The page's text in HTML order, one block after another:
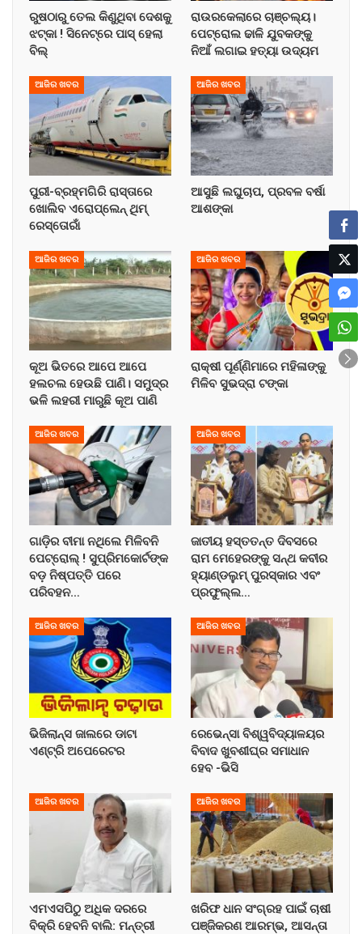
ରୁଷଠାରୁ ତେଲ କିଣୁଥିବା ଦେଶକୁ
ଝଟ୍‌କା ! ସିନେଟ୍‌ରେ ପାସ୍ ହେଲା
ବିଲ୍
ରାଉରକେଲାରେ ଚାଞ୍ଚଲ୍ୟ।
ପେଟ୍ରୋଲ ଢାଳି ଯୁବକଙ୍କୁ
ନିଆଁ ଲଗାଇ ହତ୍ୟା ଉଦ୍ୟମ
ଆଜିର ଖବର
ପୁରୀ-ବ୍ରହ୍ମଗିରି ରାସ୍ତାରେ
ଖୋଲିବ ଏରୋପ୍ଲେନ୍‌ ଥିମ୍‌
ରେସ୍ତୋରାଁ
ଆଜିର ଖବର
ଆସୁଛି ଲଘୁଚାପ, ପ୍ରବଳ ବର୍ଷା
ଆଶଙ୍କା
ଆଜିର ଖବର
କୂଅ ଭିତରେ ଆପେ ଆପେ
ହଲଚଲ ହେଉଛି ପାଣି। ସମୁଦ୍ର
ଭଳି ଲହରୀ ମାରୁଛି କୂଅ ପାଣି
ଆଜିର ଖବର
ରାକ୍ଷୀ ପୂର୍ଣ୍ଣିମାରେ ମହିଳାଙ୍କୁ
ମିଳିବ ସୁଭଦ୍ରା ଟଙ୍କା
ଆଜିର ଖବର
ଗାଡ଼ିର ବୀମା ନଥିଲେ ମିଳିବନି
ପେଟ୍ରୋଲ୍ ! ସୁପ୍ରିମକୋର୍ଟଙ୍କ
ବଡ଼ ନିଷ୍ପତ୍ତି ପରେ
ପରିବହନ…
ଆଜିର ଖବର
ଜାତୀୟ ହସ୍ତତନ୍ତ ଦିବସରେ
ରାମ ମେହେରଙ୍କୁ ସନ୍ଥ କବୀର
ହ୍ୟାଣ୍ଡଲୁମ୍ ପୁରସ୍କାର ଏବଂ
ପ୍ରଫୁଲ୍ଲ…
ଆଜିର ଖବର
ଭିଜିଲାନ୍ସ ଜାଲରେ ଡାଟା
ଏଣ୍ଟ୍ରି ଅପେରେଟର
ଆଜିର ଖବର
ରେଭେନ୍ସା ବିଶ୍ୱବିଦ୍ୟାଳୟର
ବିବାଦ ଖୁବଶୀଘ୍ର ସମାଧାନ
ହେବ -ଭିସି
ଆଜିର ଖବର
ଏମଏସପିଠୁ ଅଧିକ ଦରରେ
ବିକ୍ରି ହେବନି ବାଲି: ମନ୍ତ୍ରୀ
ଆଜିର ଖବର
ଖରିଫ ଧାନ ସଂଗ୍ରହ ପାଇଁ ଚାଷୀ
ପଞ୍ଜିକରଣ ଆରମ୍ଭ, ଆସନ୍ତା